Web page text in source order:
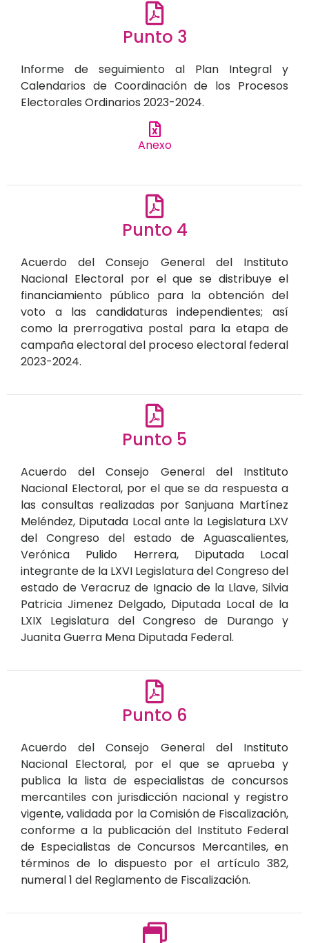
Punto 3
Informe de seguimiento al Plan Integral y
Calendarios de Coordinación de los Procesos
Electorales Ordinarios 2023-2024.
Anexo
Punto 4
Acuerdo del Consejo General del Instituto
Nacional Electoral por el que se distribuye el
financiamiento público para la obtención del
voto a las candidaturas independientes; así
como la prerrogativa postal para la etapa de
campaña electoral del proceso electoral federal
2023-2024.
Punto 5
Acuerdo del Consejo General del Instituto
Nacional Electoral, por el que se da respuesta a
las consultas realizadas por Sanjuana Martínez
Meléndez, Diputada Local ante la Legislatura LXV
del Congreso del estado de Aguascalientes,
Verónica Pulido Herrera, Diputada Local
integrante de la LXVI Legislatura del Congreso del
estado de Veracruz de Ignacio de la Llave, Silvia
Patricia Jimenez Delgado, Diputada Local de la
LXIX Legislatura del Congreso de Durango y
Juanita Guerra Mena Diputada Federal.
Punto 6
Acuerdo del Consejo General del Instituto
Nacional Electoral, por el que se aprueba y
publica la lista de especialistas de concursos
mercantiles con jurisdicción nacional y registro
vigente, validada por la Comisión de Fiscalización,
conforme a la publicación del Instituto Federal
de Especialistas de Concursos Mercantiles, en
términos de lo dispuesto por el artículo 382,
numeral 1 del Reglamento de Fiscalización.